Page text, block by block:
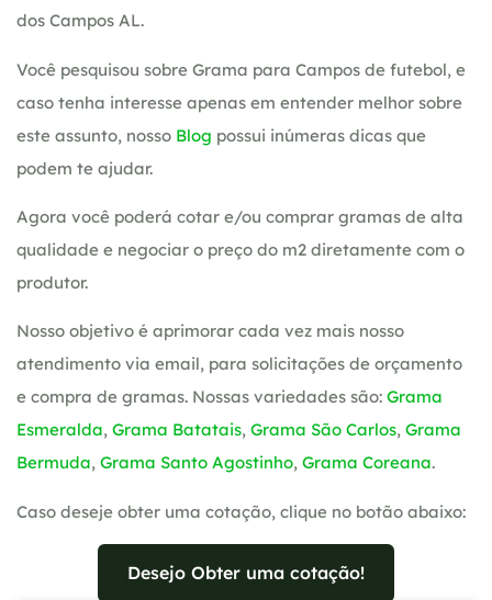
dos Campos AL.
Você pesquisou sobre Grama para Campos de futebol, e
caso tenha interesse apenas em entender melhor sobre
este assunto, nosso Blog possui inúmeras dicas que
podem te ajudar.
Agora você poderá cotar e/ou comprar gramas de alta
qualidade e negociar o preço do m2 diretamente com o
produtor.
Nosso objetivo é aprimorar cada vez mais nosso
atendimento via email, para solicitações de orçamento
e compra de gramas. Nossas variedades são: Grama
Esmeralda, Grama Batatais, Grama São Carlos, Grama
Bermuda, Grama Santo Agostinho, Grama Coreana.
Caso deseje obter uma cotação, clique no botão abaixo:
Desejo Obter uma cotação!